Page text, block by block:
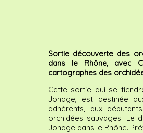
-------------------------------------------
Sortie découverte des
dans le Rhône, avec
cartographes des
Cette sortie qui se
Jonage, est destinée
adhérents, aux
orchidées sauvages. Le
Jonage dans le Rhône.